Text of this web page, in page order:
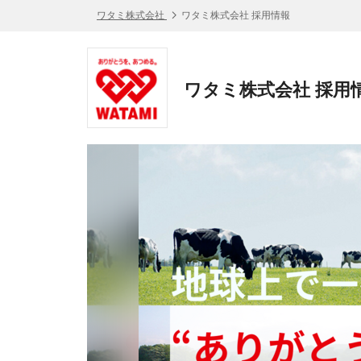
ワタミ株式会社 ワタミ株式会社 採用情報
ワタミ株式会社 採用